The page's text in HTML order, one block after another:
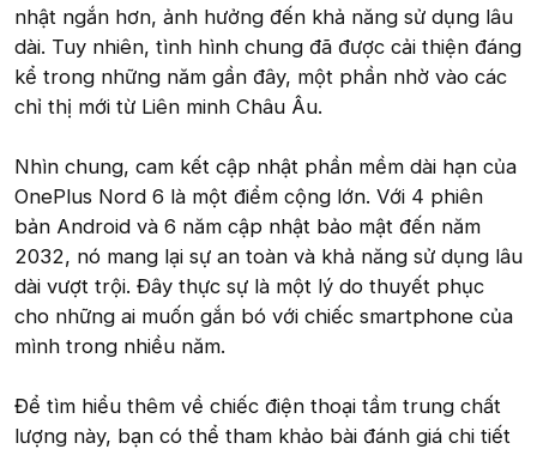
nhật ngắn hơn, ảnh hưởng đến khả năng sử dụng lâu
dài. Tuy nhiên, tình hình chung đã được cải thiện đáng
kể trong những năm gần đây, một phần nhờ vào các
chỉ thị mới từ Liên minh Châu Âu.
Nhìn chung, cam kết cập nhật phần mềm dài hạn của
OnePlus Nord 6 là một điểm cộng lớn. Với 4 phiên
bản Android và 6 năm cập nhật bảo mật đến năm
2032, nó mang lại sự an toàn và khả năng sử dụng lâu
dài vượt trội. Đây thực sự là một lý do thuyết phục
cho những ai muốn gắn bó với chiếc smartphone của
mình trong nhiều năm.
Để tìm hiểu thêm về chiếc điện thoại tầm trung chất
lượng này, bạn có thể tham khảo bài đánh giá chi tiết